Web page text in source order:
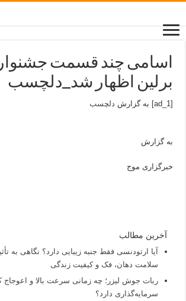
اسامی چند قسمت
برلین اظهار شد_دلچسب
[ad_1] به گزارش دلچسب
به گزارش
خبرگزاری موج
آخرین مطالب
آیا ارتودنسی فقط جنبه زیبایی دارد؟ نگاهی به
سلامت دهان، فک و کیفیت زندگی
ربات جوش لیزر؛ چه زمانی سرعت بالا و
سرمایه‌گذاری دارد؟